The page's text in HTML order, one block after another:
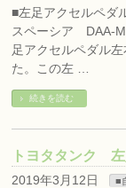
■左足アクセルペダ
スペーシア DAA-
足アクセルペダル
た。この左 …
続きを読む
トヨタタンク
2019年3月12日 ■